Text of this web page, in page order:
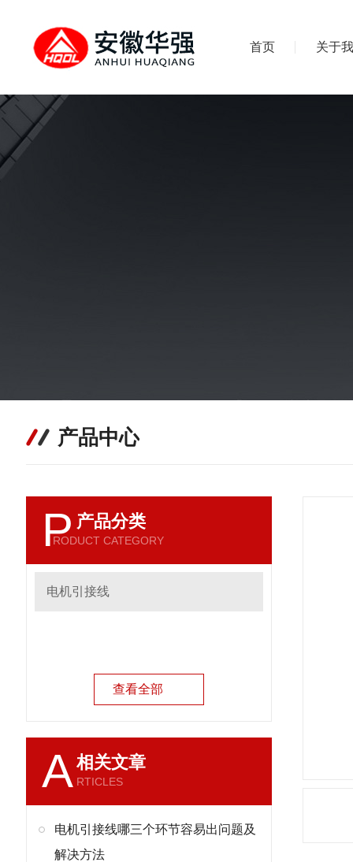
首页 关于
产品中心
P 产品分类
RODUCT CATEGORY
电机引接线
查看全部
A相关文章
RTICLES
电机引接线哪三个环节容易出问题及
解决方法